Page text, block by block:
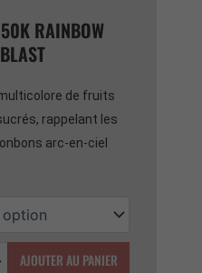
RAINBOW
BLAST
de fruits
rappelant les
arc-en-ciel
AJOUTER AU PANIER